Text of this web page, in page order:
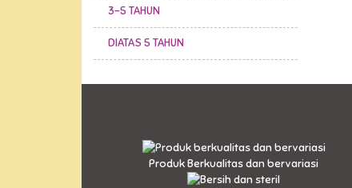
3-5 TAHUN
DIATAS 5 TAHUN
Produk Berkualitas dan bervariasi